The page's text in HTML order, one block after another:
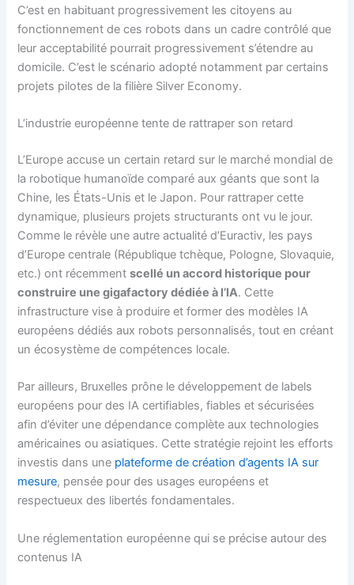
C’est en habituant progressivement les citoyens au
fonctionnement de ces robots dans un cadre contrôlé que
leur acceptabilité pourrait progressivement s’étendre au
domicile. C’est le scénario adopté notamment par certains
projets pilotes de la filière Silver Economy.
L’industrie européenne tente de rattraper son retard
L’Europe accuse un certain retard sur le marché mondial de
la robotique humanoïde comparé aux géants que sont la
Chine, les États-Unis et le Japon. Pour rattraper cette
dynamique, plusieurs projets structurants ont vu le jour.
Comme le révèle une autre actualité d’Euractiv, les pays
d’Europe centrale (République tchèque, Pologne, Slovaquie,
etc.) ont récemmentscellé un accord historique pour
construire une gigafactory dédiée à l’IA. Cette
infrastructure vise à produire et former des modèles IA
européens dédiés aux robots personnalisés, tout en créant
un écosystème de compétences locale.
Par ailleurs, Bruxelles prône le développement de labels
européens pour des IA certifiables, fiables et sécurisées
afin d’éviter une dépendance complète aux technologies
américaines ou asiatiques. Cette stratégie rejoint les efforts
investis dans une plateforme de création d’agents IA sur
mesure, pensée pour des usages européens et
respectueux des libertés fondamentales.
Une réglementation européenne qui se précise autour des
contenus IA